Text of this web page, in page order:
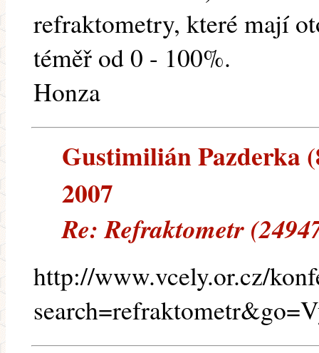
refraktometry, které mají
téměř od 0 - 100%.
Honza
Gustimilián Pazderka
2007
Re: Refraktometr
http://www.vcely.or.cz/